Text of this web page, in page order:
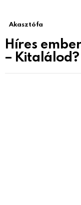
Akasztófa
Híres
– Kitalálod?